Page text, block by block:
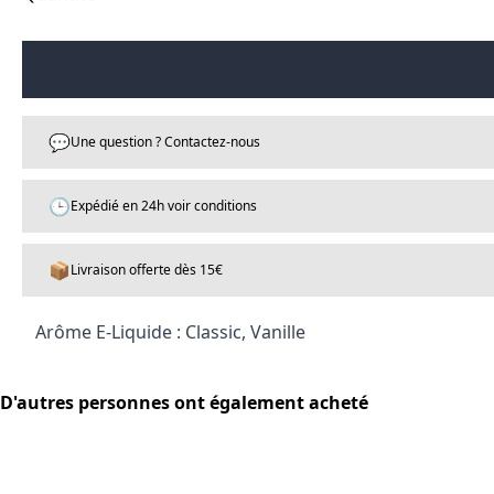
💬Une question ? Contactez-nous
🕒Expédié en 24h voir conditions
📦Livraison offerte dès 15€
Arôme E-Liquide : Classic, Vanille
D'autres personnes ont également acheté